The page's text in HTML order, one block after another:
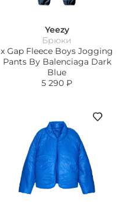
Yeezy
Брюки
х Gap Fleece Boys Jogging
Pants By Balenciaga Dark
Blue
5 290 ₽